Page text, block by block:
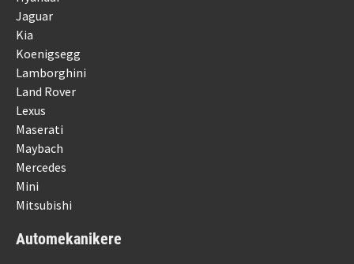
Jaguar
Kia
Koenigsegg
Lamborghini
Land Rover
Lexus
Maserati
Maybach
Mercedes
Mini
Mitsubishi
Automekanikere